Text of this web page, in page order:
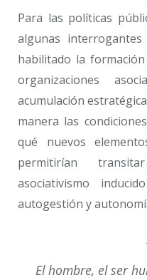
Para las políticas
algunas
habilitado la
organizaciones
acumulación
manera las
qué nuevos
permitirían
asociativismo
autogestión y
El hombre, el ser